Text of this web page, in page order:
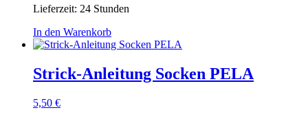
Lieferzeit: 24 Stunden
In den Warenkorb
Strick-Anleitung Socken PELA
5,50 €